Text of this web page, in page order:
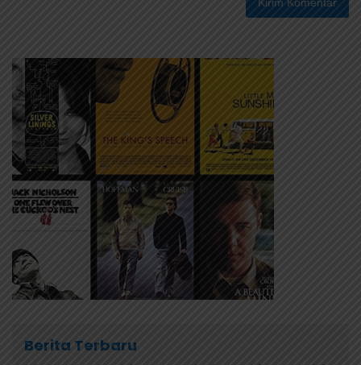
Berita Terbaru